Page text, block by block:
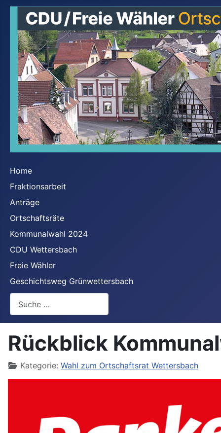
Home
Fraktionsarbeit
Anträge
Ortschaftsräte
Kommunalwahl 2024
CDU Wettersbach
Freie Wähler
Geschichtsweg Grünwettersbach
Rückblick
DetailsKategorie: Wahl zum Ortschaftsrat Wettersbach